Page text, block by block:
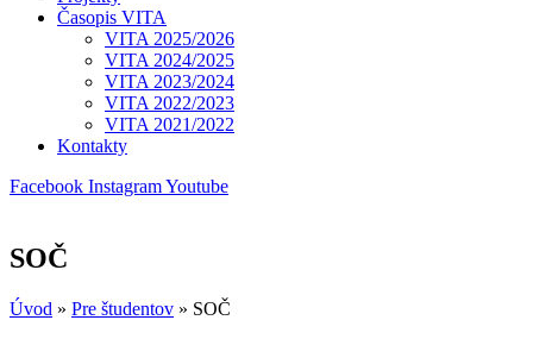
Časopis VITA
VITA 2025/2026
VITA 2024/2025
VITA 2023/2024
VITA 2022/2023
VITA 2021/2022
Kontakty
Facebook InstagramYoutube
SOČ
Úvod » Pre študentov » SOČ